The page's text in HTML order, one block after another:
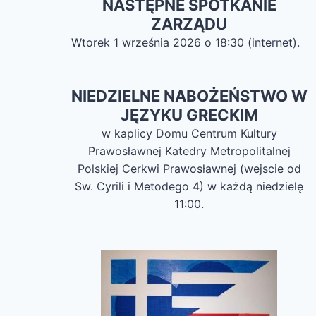
NASTĘPNE SPOTKANIE
ZARZĄDU
Wtorek 1 września 2026 o 18:30 (internet).
NIEDZIELNE NABOŻEŃSTWO W
JĘZYKU GRECKIM
w kaplicy Domu Centrum Kultury
Prawosławnej Katedry Metropolitalnej
Polskiej Cerkwi Prawosławnej (wejscie od
Sw. Cyrili i Metodego 4) w każdą niedzielę
11:00.